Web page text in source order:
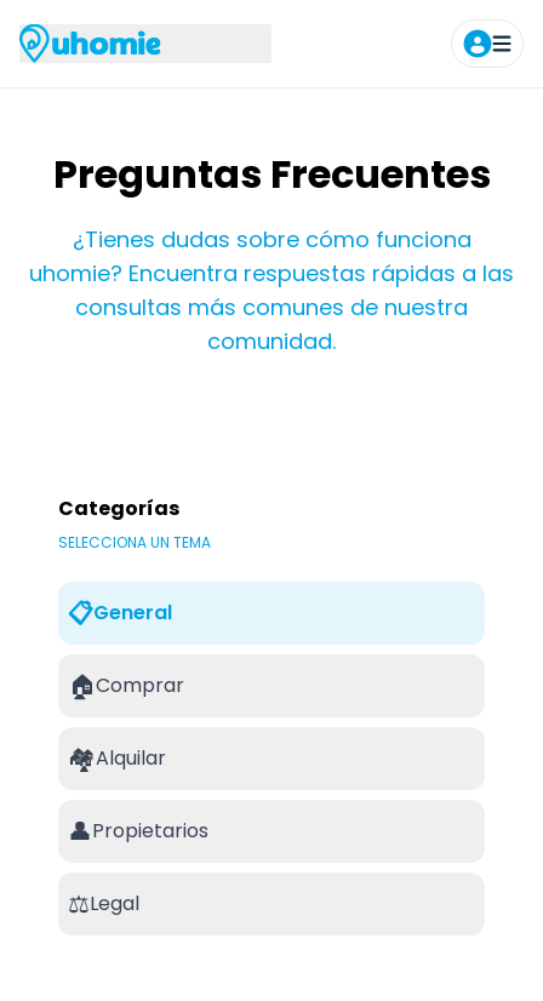
Preguntas Frecuentes
¿Tienes dudas sobre cómo funciona
uhomie? Encuentra respuestas rápidas a las
consultas más comunes de nuestra
comunidad.
Categorías
SELECCIONA UN TEMA
📋General
🏠Comprar
🏘️Alquilar
👤Propietarios
⚖️Legal